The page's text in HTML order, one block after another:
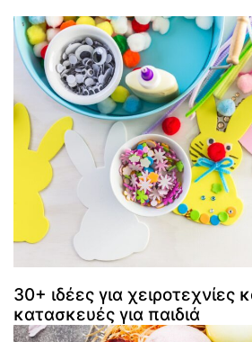
30+ ιδέες για χειροτεχνίες
κατασκευές για παιδιά